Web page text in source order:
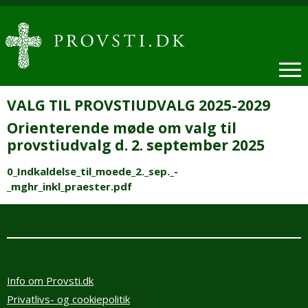
VALG TIL PROVSTIUDVALG 2025-2029
Orienterende møde om valg til
provstiudvalg d. 2. september 2025
0_Indkaldelse_til_moede_2._sep._-
_mghr_inkl_praester.pdf
Info om Provsti.dk
Privatlivs- og cookiepolitik